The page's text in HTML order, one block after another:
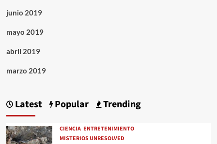
junio 2019
mayo 2019
abril 2019
marzo 2019
Latest Popular Trending
CIENCIA ENTRETENIMIENTO
MISTERIOS UNRESOLVED